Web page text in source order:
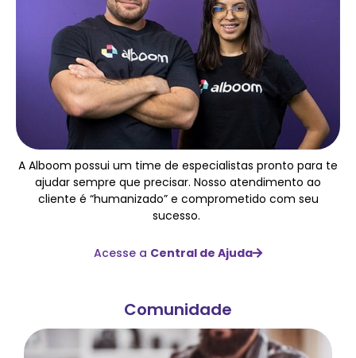
A Alboom possui um time de especialistas pronto para te
ajudar sempre que precisar. Nosso atendimento ao
cliente é “humanizado” e comprometido com seu
sucesso.
Acesse a Central de Ajuda
Comunidade